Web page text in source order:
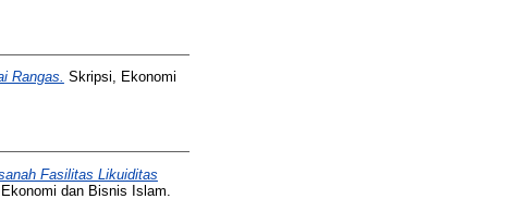
Rangas. Skripsi, Ekonomi
Fasilitas Likuiditas
dan Bisnis Islam.